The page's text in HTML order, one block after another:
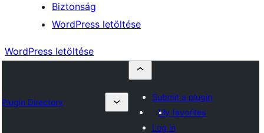
Biztonság
WordPress letöltése
WordPress letöltése
Plugin Directory
Submit a plugin
My favorites
Log in